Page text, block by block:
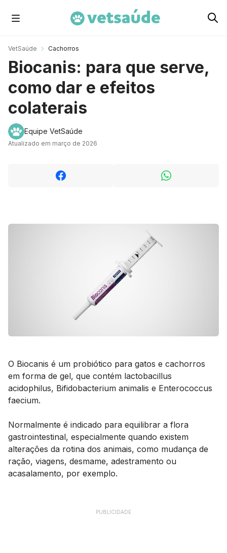
Gatos
Roedores
Aves
VetSaúde Cachorros
Biocanis: para que serve,
como dar e efeitos
colaterais
Equipe VetSaúde
Atualizado em março de 2026
O Biocanis é um probiótico para gatos e cachorros
em forma de gel, que contém lactobacillus
acidophilus, Bifidobacterium animalis e Enterococcus
faecium.
Normalmente é indicado para equilibrar a flora
gastrointestinal, especialmente quando existem
alterações da rotina dos animais, como mudança de
ração, viagens, desmame, adestramento ou
acasalamento, por exemplo.
PUBLICIDADE